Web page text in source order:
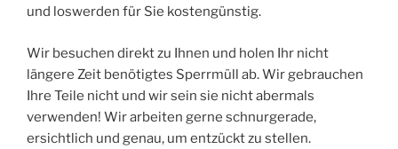
und loswerden für Sie kostengünstig.
Wir besuchen direkt zu Ihnen und holen Ihr nicht
längere Zeit benötigtes Sperrmüll ab. Wir gebrauchen
Ihre Teile nicht und wir sein sie nicht abermals
verwenden! Wir arbeiten gerne schnurgerade,
ersichtlich und genau, um entzückt zu stellen.